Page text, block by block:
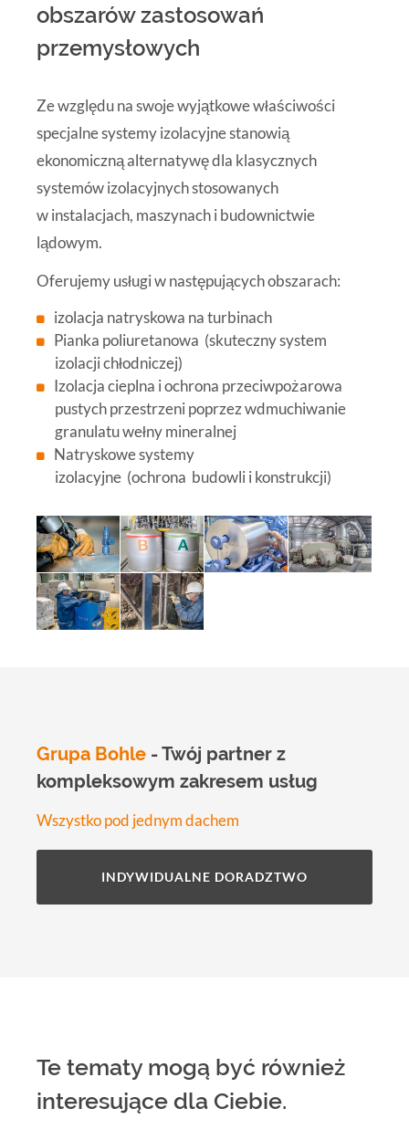
obszarów zastosowań
przemysłowych
Ze względu na swoje wyjątkowe właściwości
specjalne systemy izolacyjne stanowią
ekonomiczną alternatywę dla klasycznych
systemów izolacyjnych stosowanych
w instalacjach, maszynach i budownictwie
lądowym.
Oferujemy usługi w następujących obszarach:
izolacja natryskowa na turbinach
Pianka poliuretanowa (skuteczny system
izolacji chłodniczej)
Izolacja cieplna i ochrona przeciwpożarowa
pustych przestrzeni poprzez wdmuchiwanie
granulatu wełny mineralnej
Natryskowe systemy
izolacyjne (ochrona budowli i konstrukcji)
Grupa Bohle - Twój partner z
kompleksowym zakresem usług
Wszystko pod jednym dachem
INDYWIDUALNE DORADZTWO
Te tematy mogą być również
interesujące dla Ciebie.